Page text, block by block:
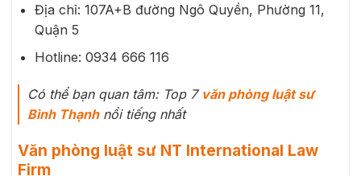
Địa chỉ: 107A+B đường Ngô Quyền, Phường 11,
Quận 5
Hotline: 0934 666 116
Có thể bạn quan tâm: Top 7 văn phòng luật sư
Bình Thạnhnổi tiếng nhất
Văn phòng luật sư NT International Law
Firm